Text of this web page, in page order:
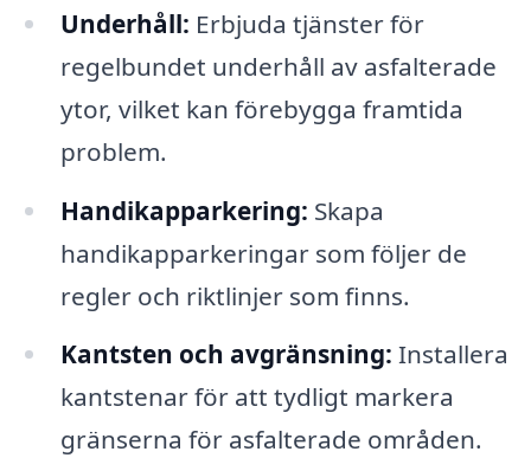
Underhåll: Erbjuda tjänster för
regelbundet underhåll av asfalterade
ytor, vilket kan förebygga framtida
problem.
Handikapparkering: Skapa
handikapparkeringar som följer de
regler och riktlinjer som finns.
Kantsten och avgränsning: Installera
kantstenar för att tydligt markera
gränserna för asfalterade områden.